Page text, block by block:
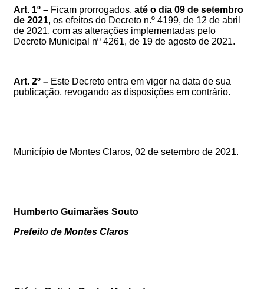
Art. 1º – Ficam prorrogados, até o dia 09 de setembro
de 2021, os efeitos do Decreto n.º 4199, de 12 de abril
de 2021, com as alterações implementadas pelo
Decreto Municipal nº 4261, de 19 de agosto de 2021.
Art. 2º – Este Decreto entra em vigor na data de sua
publicação, revogando as disposições em contrário.
Município de Montes Claros, 02 de setembro de 2021.
Humberto Guimarães Souto
Prefeito de Montes Claros